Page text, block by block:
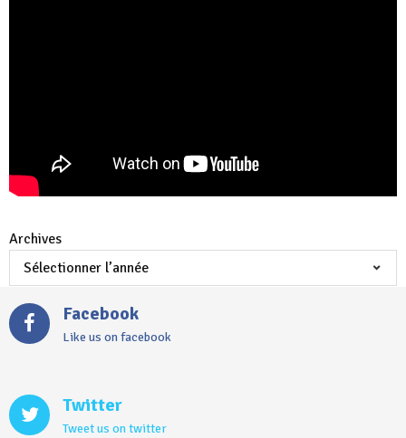
Archives
Facebook
Like us on facebook
Twitter
Tweet us on twitter